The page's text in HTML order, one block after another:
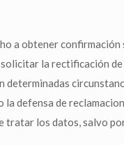
a obtener
la rectificación
determinadas
la defensa de
tratar los datos, salvo